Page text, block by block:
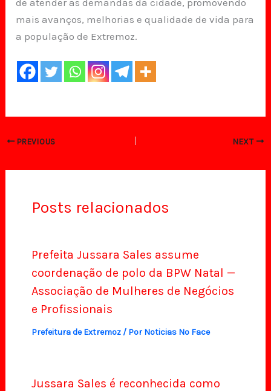
mais avanços, melhorias e qualidade de vida para
a população de Extremoz.
PREVIOUS NEXT
Posts relacionados
Prefeita Jussara Sales assume
coordenação de polo da BPW Natal —
Associação de Mulheres de Negócios
e Profissionais
Prefeitura de Extremoz/ Por Noticias No Face
Jussara Sales é reconhecida como